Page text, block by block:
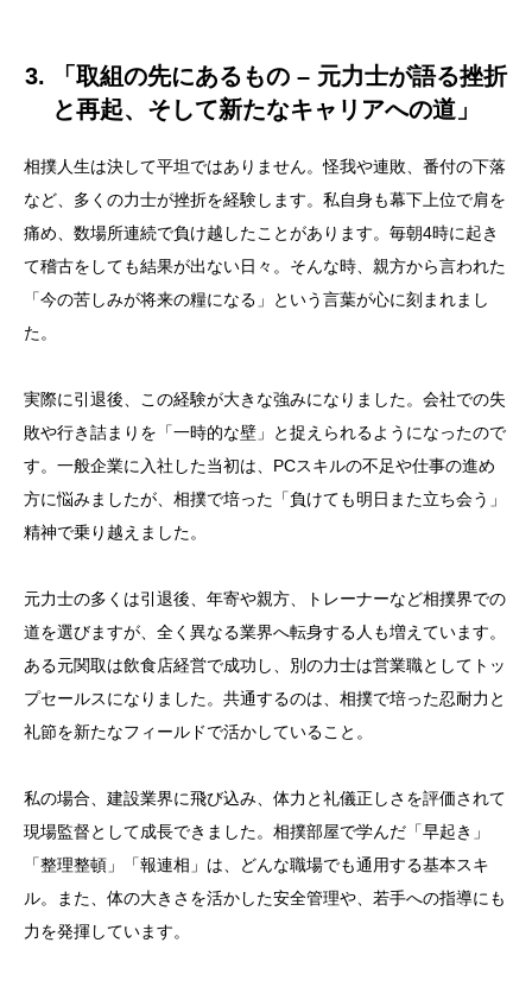
3. 「取組の先にあるもの – 元力士が語る挫折
と再起、そして新たなキャリアへの道」
相撲人生は決して平坦ではありません。怪我や連敗、番付の下落
など、多くの力士が挫折を経験します。私自身も幕下上位で肩を
痛め、数場所連続で負け越したことがあります。毎朝4時に起き
て稽古をしても結果が出ない日々。そんな時、親方から言われた
「今の苦しみが将来の糧になる」という言葉が心に刻まれまし
た。
実際に引退後、この経験が大きな強みになりました。会社での失
敗や行き詰まりを「一時的な壁」と捉えられるようになったので
す。一般企業に入社した当初は、PCスキルの不足や仕事の進め
方に悩みましたが、相撲で培った「負けても明日また立ち会う」
精神で乗り越えました。
元力士の多くは引退後、年寄や親方、トレーナーなど相撲界での
道を選びますが、全く異なる業界へ転身する人も増えています。
ある元関取は飲食店経営で成功し、別の力士は営業職としてトッ
プセールスになりました。共通するのは、相撲で培った忍耐力と
礼節を新たなフィールドで活かしていること。
私の場合、建設業界に飛び込み、体力と礼儀正しさを評価されて
現場監督として成長できました。相撲部屋で学んだ「早起き」
「整理整頓」「報連相」は、どんな職場でも通用する基本スキ
ル。また、体の大きさを活かした安全管理や、若手への指導にも
力を発揮しています。
1. 「土俵の外でも使える！元力士が語る相撲部屋で培
った仕事の心得」
2. 「朝稽古から夕食まで – 相撲部屋の厳しい日常が私
の社会人スキルを鍛えた理由」
そして新たなキャリアへの道」
4. 「相撲部屋の上下関係が教えてくれた、ビジネスで
の人間関係の築き方」
5. 「四股から学んだ忍耐力 – 元力士が教える社会人と
して活きる相撲の精神」